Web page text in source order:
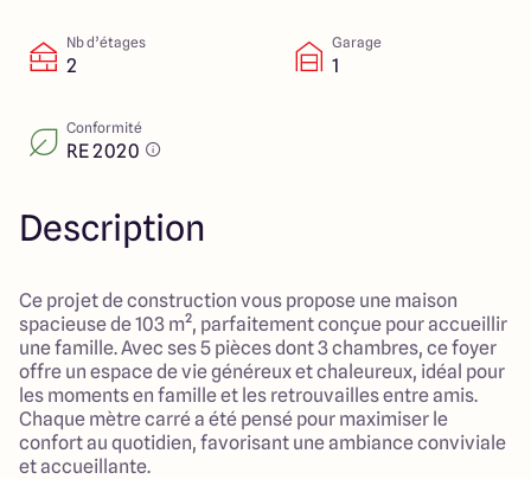
Nb d’étages
2
Garage
1
Conformité
RE 2020
Description
Ce projet de construction vous propose une maison
spacieuse de 103 m², parfaitement conçue pour accueillir
une famille. Avec ses 5 pièces dont 3 chambres, ce foyer
offre un espace de vie généreux et chaleureux, idéal pour
les moments en famille et les retrouvailles entre amis.
Chaque mètre carré a été pensé pour maximiser le
confort au quotidien, favorisant une ambiance conviviale
et accueillante.